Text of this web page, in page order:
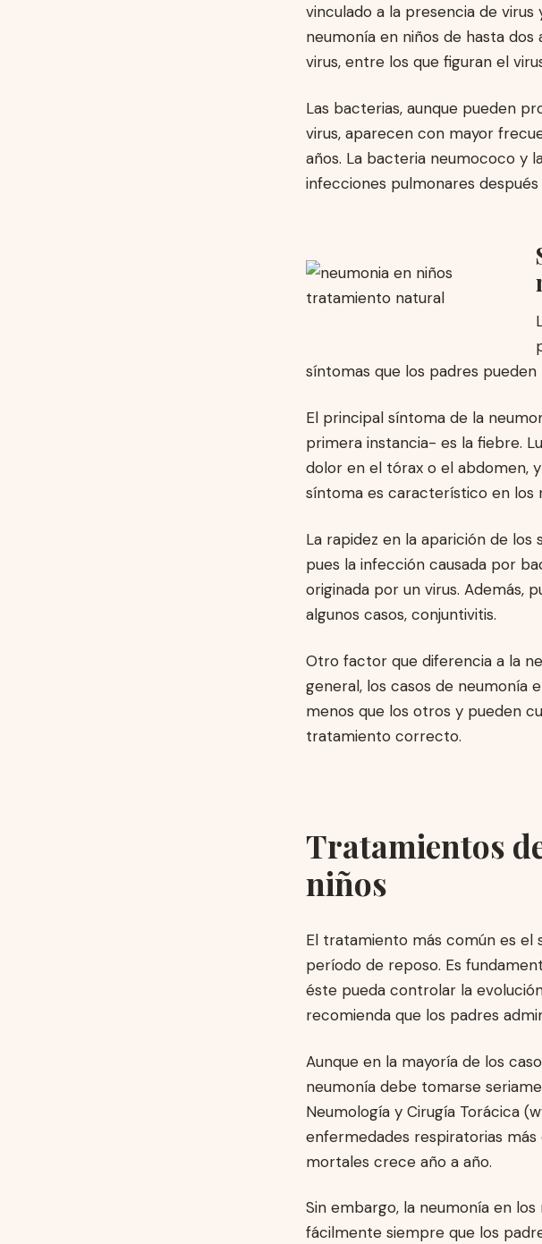
vinculado a la presencia de
neumonía en niños de hasta
virus, entre los que figuran el
Las bacterias, aunque pueden
virus, aparecen con mayor
años. La bacteria neumococo y
infecciones pulmonares
síntomas que los padres
El principal síntoma de la
primera instancia- es la fiebre.
dolor en el tórax o el abdomen,
síntoma es característico en los
La rapidez en la aparición de
pues la infección causada por
originada por un virus. Además,
algunos casos, conjuntivitis.
Otro factor que diferencia a la
general, los casos de neumonía
menos que los otros y pueden
tratamiento correcto.
Tratamientos
niños
El tratamiento más común es el
período de reposo. Es
éste pueda controlar la
recomienda que los padres
Aunque en la mayoría de los
neumonía debe tomarse
Neumología y Cirugía Torácica
enfermedades respiratorias
mortales crece año a año.
Sin embargo, la neumonía en
fácilmente siempre que los